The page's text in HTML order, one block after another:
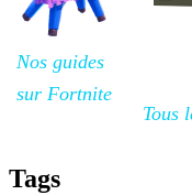
Nos guides
sur Fortnite
Tous
Tags